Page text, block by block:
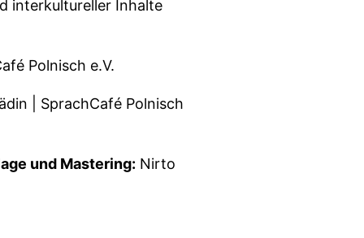
interkultureller Inhalte
Polnisch e.V.
| SprachCafé Polnisch
und Mastering: Nirto